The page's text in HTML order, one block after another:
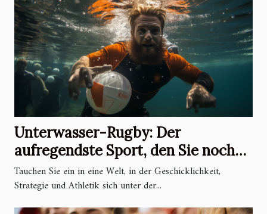
Unterwasser-Rugby: Der
aufregendste Sport, den Sie noch
nicht kennen
Tauchen Sie ein in eine Welt, in der Geschicklichkeit,
Strategie und Athletik sich unter der...